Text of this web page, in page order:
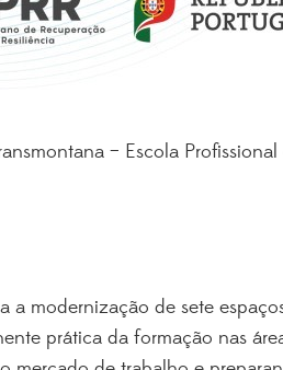
– Escola Profissional
modernização de sete
prática da formação nas